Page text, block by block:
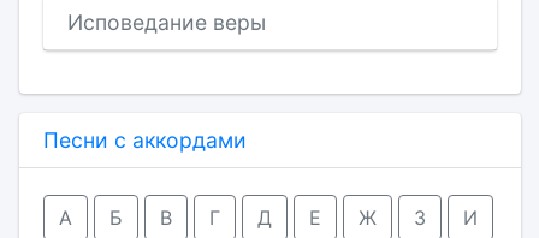
Исповедание веры
Песни с аккордами
А Б В Г Д Е Ж З И